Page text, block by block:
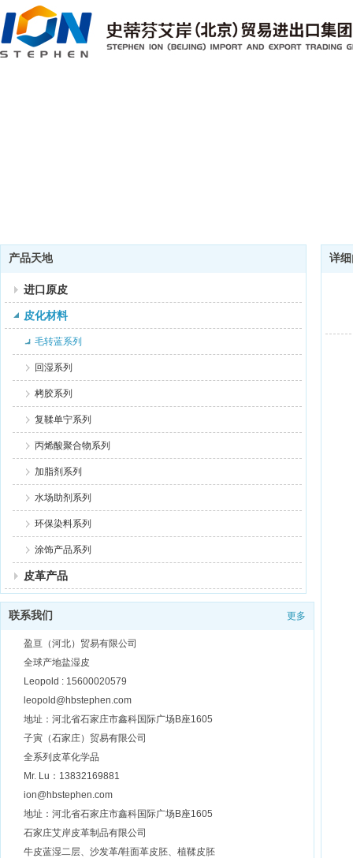
产品天地
进口原皮
皮化材料
毛转蓝系列
回湿系列
栲胶系列
复鞣单宁系列
丙烯酸聚合物系列
加脂剂系列
水场助剂系列
环保染料系列
涂饰产品系列
皮革产品
联系我们 更多
盈亘（河北）贸易有限公司
全球产地盐湿皮
Leopold : 15600020579
leopold@hbstephen.com
地址：河北省石家庄市鑫科国际广场B座1605
子寅（石家庄）贸易有限公司
全系列皮革化学品
Mr. Lu：13832169881
ion@hbstephen.com
地址：河北省石家庄市鑫科国际广场B座1605
石家庄艾岸皮革制品有限公司
牛皮蓝湿二层、沙发革/鞋面革皮胚、植鞣皮胚
详